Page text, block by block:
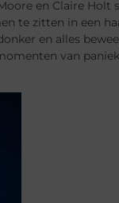
en Claire Holt
te zitten in een
en alles
van